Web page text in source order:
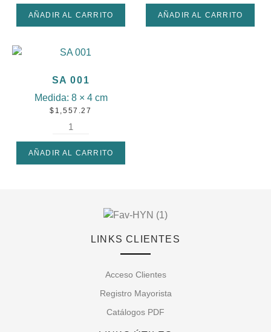
AÑADIR AL CARRITO AÑADIR AL CARRITO
SA 001
Medida: 8 × 4 cm
$ 1,557.27
AÑADIR AL CARRITO
LINKS CLIENTES
Acceso Clientes
Registro Mayorista
Catálogos PDF